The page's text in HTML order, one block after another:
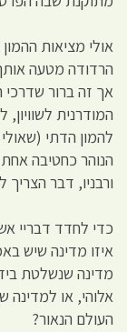
אולי מציאות
הרדודה מטעה
אך זה ברור שדרכי
המודרנית
להמון הדתי
הנוהר כחטיבה
ורבניו, דבר הצריך
כדי לחדד דבריי
איזו מדינה שיש
מדינה שנשלטת
אלוהי, או למדינה
העולם הנאור?